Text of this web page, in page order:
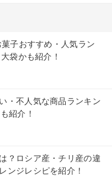
子おすすめ・人気ラン
袋かも紹介！
・不人気な商品ランキン
紹介！
？ロシア産・チリ産の違
ンジレシピを紹介！